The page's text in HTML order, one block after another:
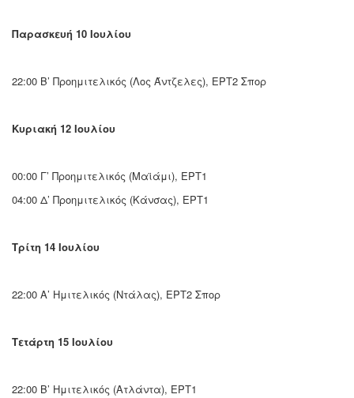
Παρασκευή 10 Ιουλίου
22:00 Β’ Προημιτελικός (Λος Άντζελες), ΕΡΤ2 Σπορ
Κυριακή 12 Ιουλίου
00:00 Γ’ Προημιτελικός (Μαϊάμι), ΕΡΤ1
04:00 Δ’ Προημιτελικός (Κάνσας), ΕΡΤ1
Τρίτη 14 Ιουλίου
22:00 Α’ Ημιτελικός (Ντάλας), ΕΡΤ2 Σπορ
Τετάρτη 15 Ιουλίου
22:00 Β’ Ημιτελικός (Ατλάντα), ΕΡΤ1